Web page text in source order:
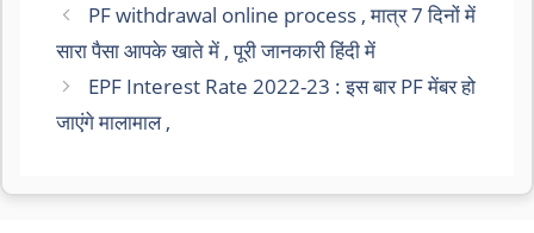
PF withdrawal online process , मात्र 7 दिनों में
सारा पैसा आपके खाते में , पूरी जानकारी हिंदी में
EPF Interest Rate 2022-23 : इस बार PF मेंबर हो
जाएंगे मालामाल ,